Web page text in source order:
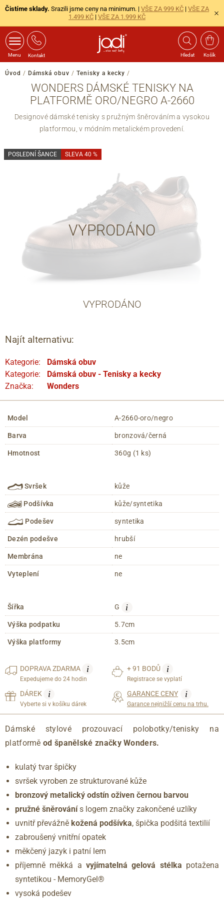
Čistíme sklady. Srazili jsme ceny na minimum. | VŠE ZA 999 KČ | VŠE ZA
1.499 KČ | VŠE ZA 1.999 KČ
Menu Kontakt Hledat Košík
Úvod / Dámská obuv / Tenisky a kecky /
WONDERS DÁMSKÉ TENISKY NA
PLATFORMĚ ORO/NEGRO A-2660
Designové dámské tenisky s pružným šněrováním a vysokou
platformou, v módním metalickém provedení.
VYPRODÁNO
POSLEDNÍ ŠANCE SLEVA 40 %
VYPRODÁNO
Najít alternativu:
Kategorie:
Dámská obuv
Kategorie:
Dámská obuv - Tenisky a kecky
Značka:
Wonders
Model A-2660-oro/negro
Barva bronzová/černá
Hmotnost 360g (1 ks)
Svršek kůže
Podšívka kůže/syntetika
Podešev syntetika
Dezén podešve hrubší
Membrána ne
Vyteplení ne
Šířka G i
Výška podpatku 5.7cm
Výška platformy 3.5cm
DOPRAVAZDARMA i
Expedujeme do 24 hodin
+ 91 BODŮ i
Registrace se vyplatí
DÁREK i
Vyberte si v košíku dárek
GARANCE CENY i
Garance nejnižší cenu na trhu.
Dámské stylové prozouvací polobotky/tenisky na
platforměod španělské značky Wonders.
kulatý tvar špičky
svršek vyroben ze strukturované kůže
bronzový metalický odstín oživen černou barvou
pružné šněrovánís logem značky zakončené uzlíky
uvnitř převážně kožená podšívka, špička podšitá textilií
zabroušený vnitřní opatek
měkčený jazyk i patní lem
příjemně měkká a vyjímatelná gelová stélka potažena
syntetikou - MemoryGel®
vysoká podešev